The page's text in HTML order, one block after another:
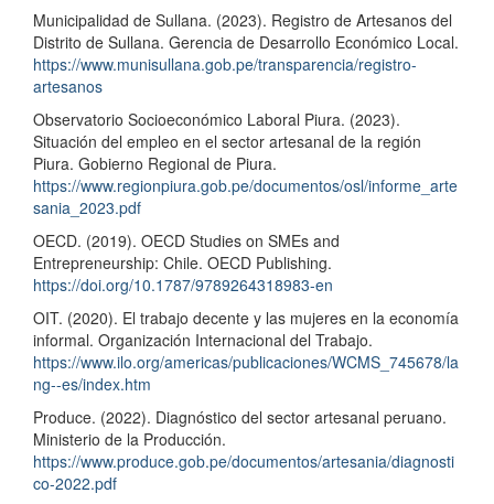
Municipalidad de Sullana. (2023). Registro de Artesanos del
Distrito de Sullana. Gerencia de Desarrollo Económico Local.
https://www.munisullana.gob.pe/transparencia/registro-
artesanos
Observatorio Socioeconómico Laboral Piura. (2023).
Situación del empleo en el sector artesanal de la región
Piura. Gobierno Regional de Piura.
https://www.regionpiura.gob.pe/documentos/osl/informe_arte
sania_2023.pdf
OECD. (2019). OECD Studies on SMEs and
Entrepreneurship: Chile. OECD Publishing.
https://doi.org/10.1787/9789264318983-en
OIT. (2020). El trabajo decente y las mujeres en la economía
informal. Organización Internacional del Trabajo.
https://www.ilo.org/americas/publicaciones/WCMS_745678/la
ng--es/index.htm
Produce. (2022). Diagnóstico del sector artesanal peruano.
Ministerio de la Producción.
https://www.produce.gob.pe/documentos/artesania/diagnosti
co-2022.pdf